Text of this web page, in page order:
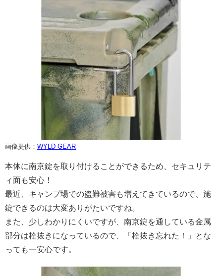
画像提供： WYLD GEAR
本体に南京錠を取り付けることができるため、セキュリテ
ィ面も安心！
最近、キャンプ場での盗難被害も増えてきているので、施
錠できるのは大変ありがたいですね。
また、少しわかりにくいですが、南京錠を通している金属
部分は栓抜きになっているので、「栓抜き忘れた！」とな
っても一安心です。